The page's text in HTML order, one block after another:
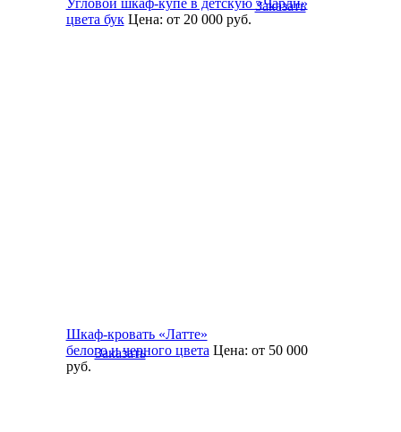
цвета бук Цена: от 20 000руб.
Заказать
Шкаф-кровать «Латте»
белого и черного цвета Цена: от 50 000
руб.
Заказать